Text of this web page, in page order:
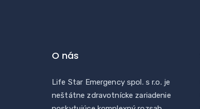
O nás
Life Star Emergency spol. s r.o. je
neštátne zdravotnícke zariadenie